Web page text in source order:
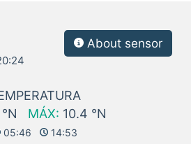
About sensor
°N MÁX: 10.4 °N
05:46 14:53